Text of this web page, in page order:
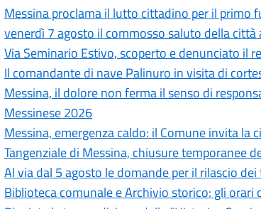
Messina proclama il lutto cittadino per il primo
venerdì 7 agosto il commosso saluto della città
Via Seminario Estivo, scoperto e denunciato il
Il comandante di nave Palinuro in visita di
Messina, il dolore non ferma il senso di
Messinese 2026
Messina, emergenza caldo: il Comune invita la
Tangenziale di Messina, chiusure temporanee
Al via dal 5 agosto le domande per il rilascio
Biblioteca comunale e Archivio storico: gli